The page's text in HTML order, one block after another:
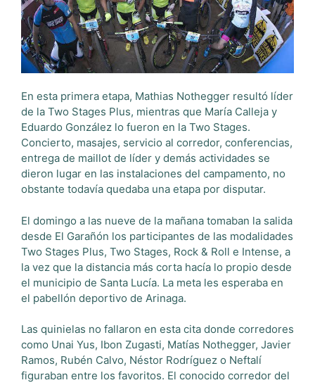
En esta primera etapa, Mathias Nothegger resultó líder
de la Two Stages Plus, mientras que María Calleja y
Eduardo González lo fueron en la Two Stages.
Concierto, masajes, servicio al corredor, conferencias,
entrega de maillot de líder y demás actividades se
dieron lugar en las instalaciones del campamento, no
obstante todavía quedaba una etapa por disputar.
El domingo a las nueve de la mañana tomaban la salida
desde El Garañón los participantes de las modalidades
Two Stages Plus, Two Stages, Rock & Roll e Intense, a
la vez que la distancia más corta hacía lo propio desde
el municipio de Santa Lucía. La meta les esperaba en
el pabellón deportivo de Arinaga.
Las quinielas no fallaron en esta cita donde corredores
como Unai Yus, Ibon Zugasti, Matías Nothegger, Javier
Ramos, Rubén Calvo, Néstor Rodríguez o Neftalí
figuraban entre los favoritos. El conocido corredor del